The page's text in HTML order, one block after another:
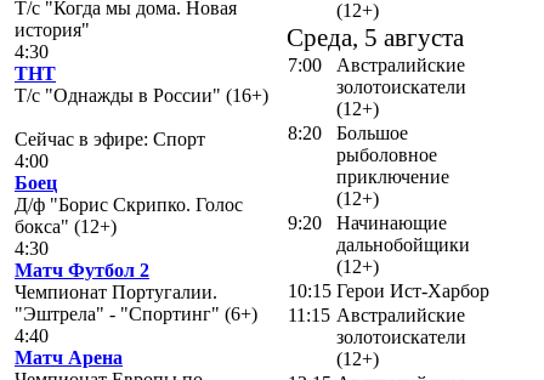
Т/с "Когда мы дома. Новая
история"
4:30
ТНТ
Т/с "Однажды в России" (16+)
Сейчас в эфире: Спорт
4:00
Боец
Д/ф "Борис Скрипко. Голос
бокса" (12+)
4:30
Матч Футбол 2
Чемпионат Португалии.
"Эштрела" - "Спортинг" (6+)
4:40
Матч Арена
(12+)
Среда, 5 августа
7:00
Австралийские
золотоискатели
(12+)
8:20
Большое
рыболовное
приключение
(12+)
9:20
Начинающие
дальнобойщики
(12+)
10:15 Герои Ист-Харбор
11:15 Австралийские
золотоискатели
(12+)